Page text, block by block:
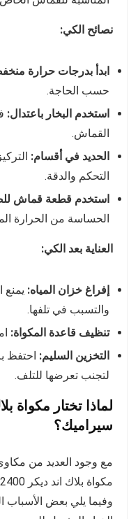
نصائح الكي:
ابدأ بدرجات حرارة
حسب الحاجة.
استخدم البخار باعتدال:
القماش.
الحديد في أقسام:
التحكم والدقة.
استخدم قطعة قماش
الحساسة من الحرارة
العناية بعد الكي:
إفراغ خزان المياه: يمنع
والتسبب في تلفها.
تنظيف قاعدة المكواة:
التخزين السليم: احتفظ
لتجنب تعرضها للتلف.
سيراميك؟
مع وجود العديد من
وفيما يلي بعض الأسباب